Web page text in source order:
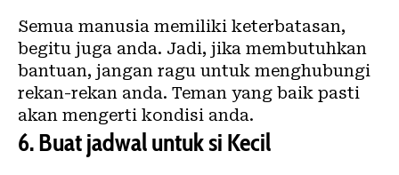
Semua manusia memiliki keterbatasan,
begitu juga anda. Jadi, jika membutuhkan
bantuan, jangan ragu untuk menghubungi
rekan-rekan anda. Teman yang baik pasti
akan mengerti kondisi anda.
6.Buat jadwal untuk si Kecil